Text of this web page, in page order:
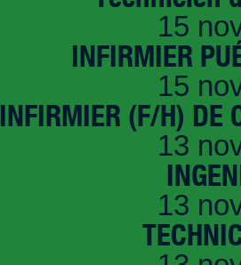
15
INFIRMIER
15
INFIRMIER (F/H) DE
13
13